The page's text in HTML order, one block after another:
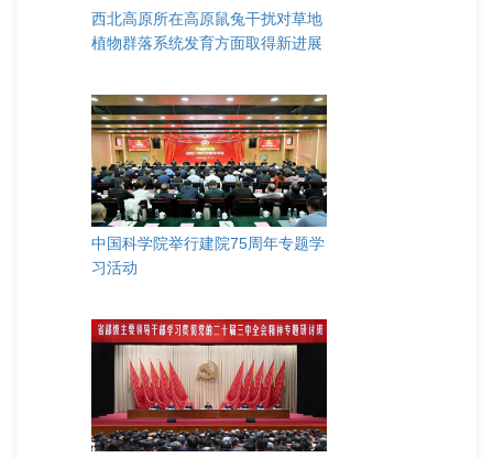
西北高原所在高原鼠兔干扰对草地
植物群落系统发育方面取得新进展
中国科学院举行建院75周年专题学
习活动